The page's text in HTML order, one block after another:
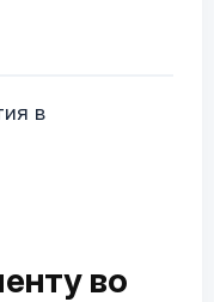
в
во